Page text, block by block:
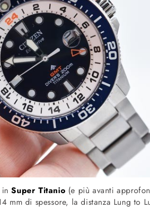
inSuper Titanio (e più avanti
mm di spessore, la distanza Lung to